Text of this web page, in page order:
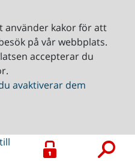
använder kakor för att
på vår webbplats.
accepterar du
avaktiverar dem